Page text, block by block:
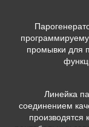
промывки для
Линейка
соединением